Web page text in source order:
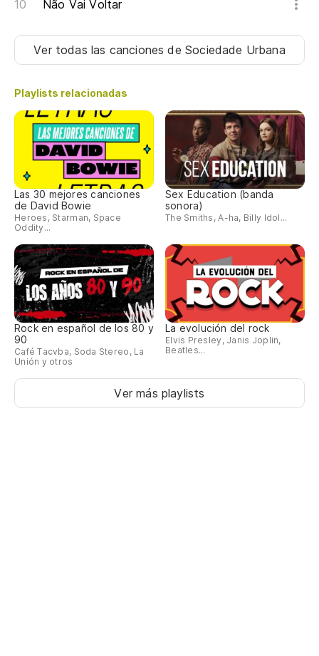
Não Vai Voltar
Ver todas las cancionesde Sociedade Urbana
Playlists relacionadas
Las 30 mejores canciones
de David Bowie
Heroes, Starman, Space
Oddity...
Sex Education (banda
sonora)
The Smiths, A-ha, Billy Idol...
Rock en español de los 80 y
90
Café Tacvba, Soda Stereo, La
Unión y otros
La evolución del rock
Elvis Presley, Janis Joplin,
Beatles...
Ver más playlists